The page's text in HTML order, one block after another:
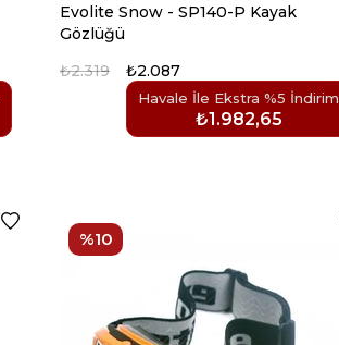
Evolite Snow - SP140-P Kayak
Gözlüğü
₺2.087
Havale İle Ekstra %5 İndirim
₺1.982,65
₺2.319
%10